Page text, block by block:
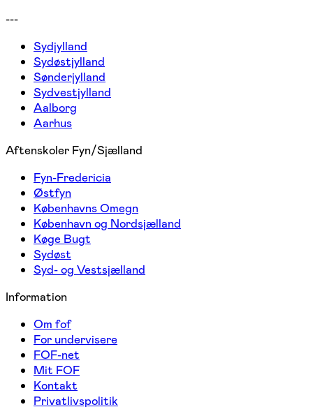
---
Sydjylland
Sydøstjylland
Sønderjylland
Sydvestjylland
Aalborg
Aarhus
Aftenskoler Fyn/Sjælland
Fyn-Fredericia
Østfyn
Københavns Omegn
København og Nordsjælland
Køge Bugt
Sydøst
Syd- og Vestsjælland
Information
Om fof
For undervisere
FOF-net
Mit FOF
Kontakt
Privatlivspolitik